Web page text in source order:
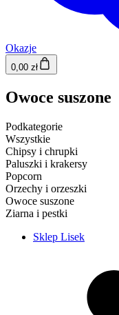
Okazje
0,00 zł
Owoce suszone
Podkategorie
Wszystkie
Chipsy i chrupki
Paluszki i krakersy
Popcorn
Orzechy i orzeszki
Owoce suszone
Ziarna i pestki
Sklep Lisek